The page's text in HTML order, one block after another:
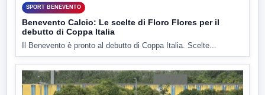
SPORT BENEVENTO
Benevento Calcio: Le scelte di Floro Flores per il
debutto di Coppa Italia
Il Benevento è pronto al debutto di Coppa Italia. Scelte...